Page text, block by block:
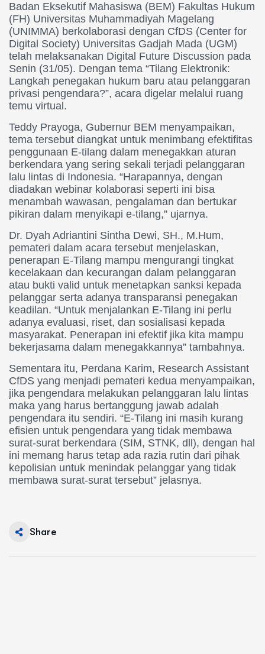
Badan Eksekutif Mahasiswa (BEM) Fakultas Hukum
(FH) Universitas Muhammadiyah Magelang
(UNIMMA) berkolaborasi dengan CfDS (Center for
Digital Society) Universitas Gadjah Mada (UGM)
telah melaksanakan Digital Future Discussion pada
Senin (31/05). Dengan tema “Tilang Elektronik:
Langkah penegakan hukum baru atau pelanggaran
privasi pengendara?”, acara digelar melalui ruang
temu virtual.
Teddy Prayoga, Gubernur BEM menyampaikan,
tema tersebut diangkat untuk menimbang efektifitas
penggunaan E-tilang dalam menegakkan aturan
berkendara yang sering sekali terjadi pelanggaran
lalu lintas di Indonesia. “Harapannya, dengan
diadakan webinar kolaborasi seperti ini bisa
menambah wawasan, pengalaman dan bertukar
pikiran dalam menyikapi e-tilang,” ujarnya.
Dr. Dyah Adriantini Sintha Dewi, SH., M.Hum,
pemateri dalam acara tersebut menjelaskan,
penerapan E-Tilang mampu mengurangi tingkat
kecelakaan dan kecurangan dalam pelanggaran
atau bukti valid untuk menetapkan sanksi kepada
pelanggar serta adanya transparansi penegakan
keadilan. “Untuk menjalankan E-Tilang ini perlu
adanya evaluasi, riset, dan sosialisasi kepada
masyarakat. Penerapan ini efektif jika kita mampu
bekerjasama dalam menegakkannya” tambahnya.
Sementara itu, Perdana Karim, Research Assistant
CfDS yang menjadi pemateri kedua menyampaikan,
jika pengendara melakukan pelanggaran lalu lintas
maka yang harus bertanggung jawab adalah
pengendara itu sendiri. “E-Tilang ini masih kurang
efisien untuk pengendara yang tidak membawa
surat-surat berkendara (SIM, STNK, dll), dengan hal
ini memang harus tetap ada razia rutin dari pihak
kepolisian untuk menindak pelanggar yang tidak
membawa surat-surat tersebut” jelasnya.
Share